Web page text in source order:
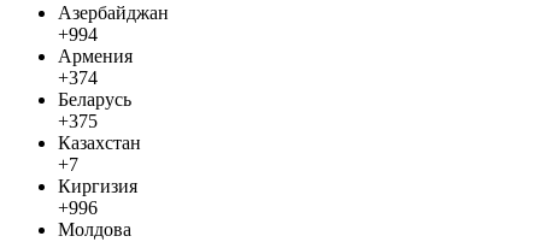
Азербайджан
+994
Армения
+374
Беларусь
+375
Казахстан
+7
Киргизия
+996
Молдова